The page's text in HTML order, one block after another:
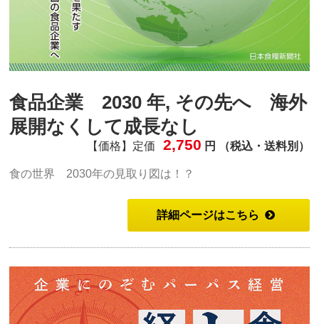
食品企業 2030 年, その先へ 海外
展開なくして成長なし
【価格】定価 2,750 円 （税込・送料別）
食の世界 2030年の見取り図は！？
詳細ページはこちら